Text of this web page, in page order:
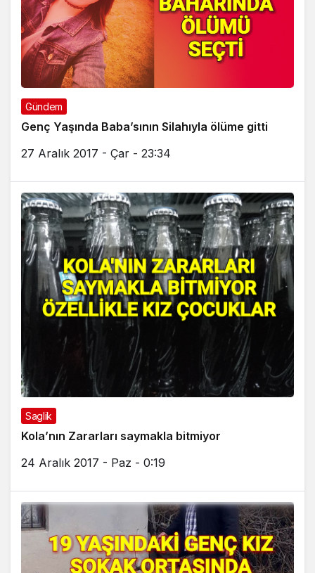
Gündem
Genç Yaşında Baba’sının Silahıyla ölüme gitti
27 Aralık 2017 - Çar - 23:34
Saglik
Kola’nın Zararları saymakla bitmiyor
24 Aralık 2017 - Paz - 0:19